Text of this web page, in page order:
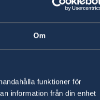
Om
funktioner för
information från din enhet